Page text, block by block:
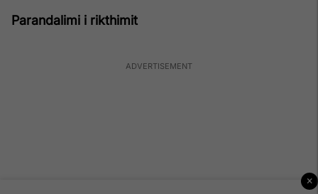
Parandalimi i rikthimit
×